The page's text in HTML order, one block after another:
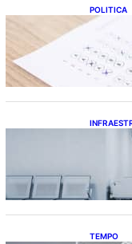
POLITICA
Bahia
na
TEMPO